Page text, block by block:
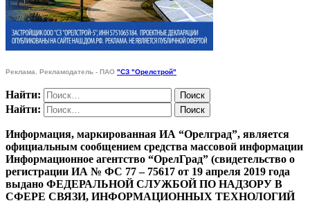
Реклама. Рекламодатель - ПАО "СЗ "Орелстрой"
Найти:
Найти:
Информация, маркированная ИА “Орелград”, является
официальным сообщением средства массовой информации
Информационное агентство “ОрелГрад” (свидетельство о
регистрации ИА № ФС 77 – 75617 от 19 апреля 2019 года
выдано ФЕДЕРАЛЬНОЙ СЛУЖБОЙ ПО НАДЗОРУ В
СФЕРЕ СВЯЗИ, ИНФОРМАЦИОННЫХ ТЕХНОЛОГИЙ